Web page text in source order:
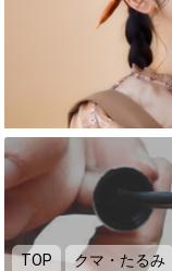
TOP クマ・たるみ